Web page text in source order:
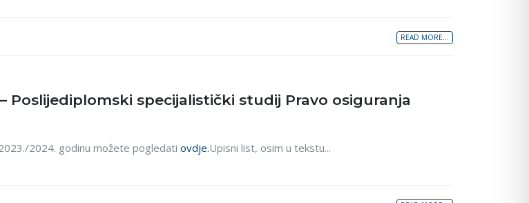
READ MORE...
Poslijediplomski specijalistički studij Pravo osiguranja
2024. godinu možete pogledati ovdje.Upisni list, osim u tekstu...